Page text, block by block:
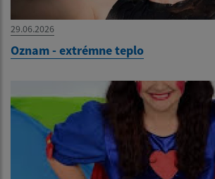
29.06.2026
Oznam - extrémne teplo